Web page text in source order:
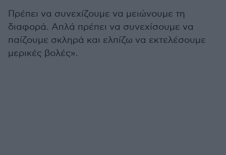
Πρέπει να συνεχίζουμε να μειώνουμε τη
διαφορά. Απλά πρέπει να συνεχίσουμε να
παίζουμε σκληρά και ελπίζω να εκτελέσουμε
μερικές βολές».